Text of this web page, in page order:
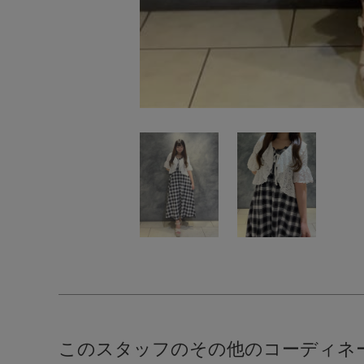
このスタッフのその他のコーディネ